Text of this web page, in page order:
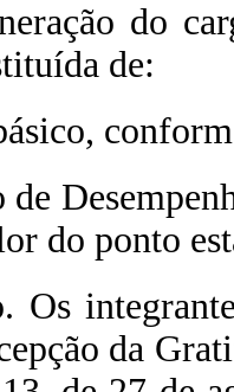
do
de:
do ponto
Os
da